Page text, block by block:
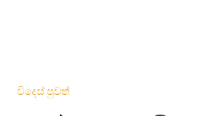
විදෙස් පුවත්